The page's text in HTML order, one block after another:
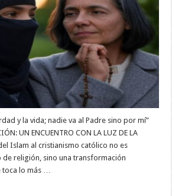
y la vida; nadie va al Padre sino por mí”
UN ENCUENTRO CON LA LUZ DE LA
Islam al cristianismo católico no es
de religión, sino una transformación
lo más …